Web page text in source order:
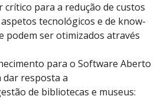
para a redução de custos
tecnológicos e de know-
podem ser otimizados através
para o Software Aberto
dar resposta a
de bibliotecas e museus: